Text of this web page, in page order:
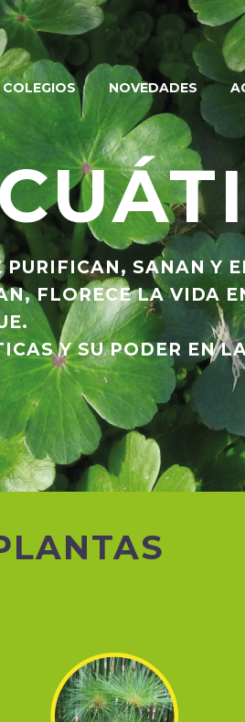
COLEGIOS NOVEDADES
PURIFICAN, SANAN Y
FLORECE LA VIDA
Y SU PODER EN